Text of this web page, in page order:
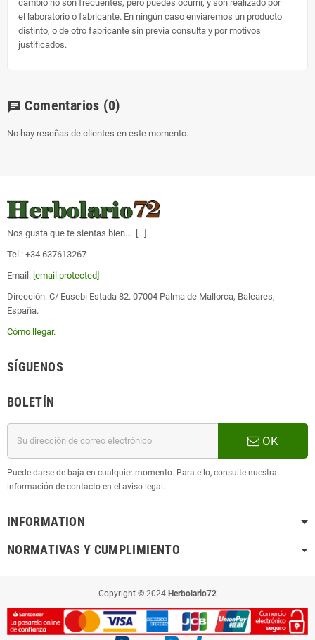
cambio no son frecuentes, pero puedes ocurrir, y son realizado por
el laboratorio o fabricante. En ningún caso enviaremos un producto
distinto, o de otro fabricante sin previa consulta y por motivos
justificados.
chat Comentarios (0)
No hay reseñas de clientes en este momento.
Nos gusta que te sientas bien... [ ...
Tel.: +34 637613267
Email: [email protected]
Dirección: C/ Eusebi Estada 82. 07004 Palma de Mallorca, Baleares,
España.
Cómo llegar.
SÍGUENOS
BOLETÍN
OK
Puede darse de baja en cualquier momento. Para ello, consulte nuestra
información de contacto en el aviso legal.
INFORMATION
NORMATIVAS Y CUMPLIMIENTO
Copyright © 2024 Herbolario72